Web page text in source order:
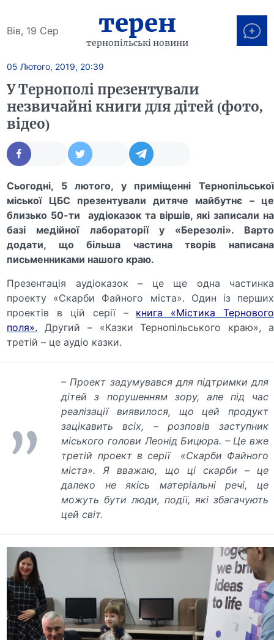
Вів, 19 Сер терен
тернопільські новини
05 Лютого, 2019, 20:39
У Тернополі презентували
незвичайні книги для дітей (фото,
відео)
Сьогодні, 5 лютого, у приміщенні Тернопільської
міської ЦБС презентували дитяче майбутнє – це
близько 50-ти аудіоказок та віршів, які записали на
базі медійної лабораторії у «Березолі». Варто
додати, що більша частина творів написана
письменниками нашого краю.
Презентація аудіоказок – це ще одна частинка
проекту «Скарби Файного міста». Один із перших
проектів в цій серії – книга «Містика Тернового
поля». Другий – «Казки Тернопільського краю», а
третій – це аудіо казки.
– Проект задумувався для підтримки для
дітей з порушенням зору, але під час
реалізації виявилося, що цей продукт
зацікавить всіх, – розповів заступник
міського голови Леонід Бицюра. – Це вже
третій проект в серії «Скарби Файного
міста». Я вважаю, що ці скарби – це
далеко не якісь матеріальні речі, це
можуть бути люди, події, які збагачують
цей світ.